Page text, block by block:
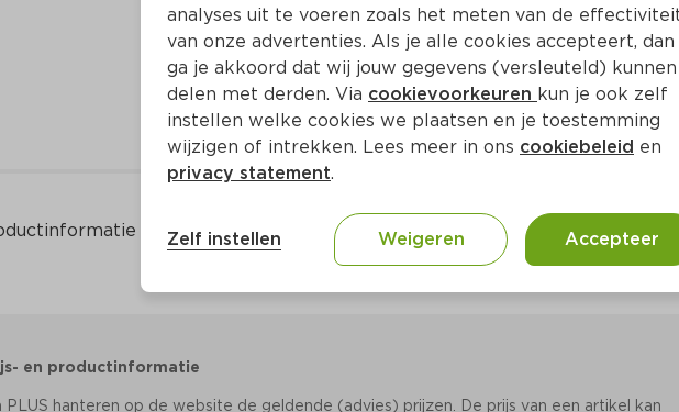
en productinformatie
PLUS hanteren op de website de geldende (advies) prijzen. De prijs van een artikel kan
analyses uit te voeren zoals het meten van de
van onze advertenties. Als je alle cookies accepteert, dan
ga je akkoord dat wij jouw gegevens (versleuteld) kunnen
delen met derden. Via cookievoorkeuren kun je ook zelf
instellen welke cookies we plaatsen en je toestemming
wijzigen of intrekken. Lees meer in ons cookiebeleid en
privacy statement.
Zelf instellen Weigeren Accepteer